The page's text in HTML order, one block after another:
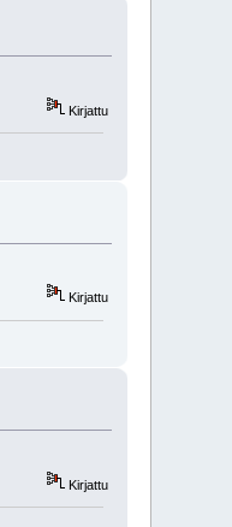
Kirjattu
Kirjattu
Kirjattu